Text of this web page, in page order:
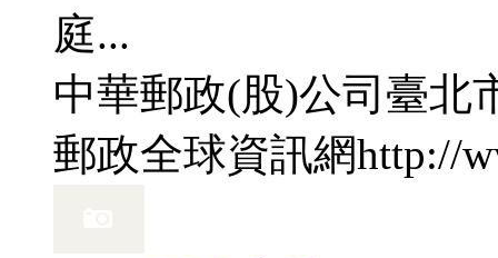
庭...
中華郵政(股)公司 臺北
郵政全球資訊網http://